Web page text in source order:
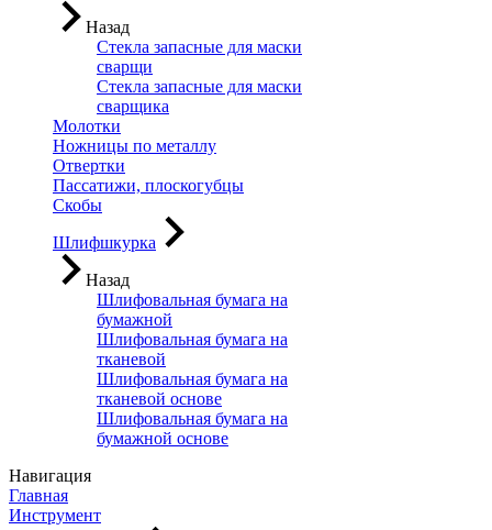
Назад
Стекла запасные для маски
сварщи
Стекла запасные для маски
сварщика
Молотки
Ножницы по металлу
Отвертки
Пассатижи, плоскогубцы
Скобы
Шлифшкурка
Назад
Шлифовальная бумага на
бумажной
Шлифовальная бумага на
тканевой
Шлифовальная бумага на
тканевой основе
Шлифовальная бумага на
бумажной основе
Навигация
Главная
Инструмент